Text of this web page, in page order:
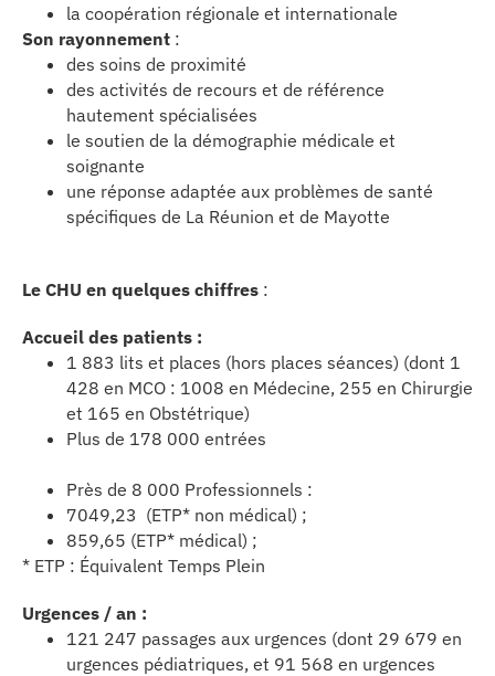
écologique
CONNECTÉ
l’éditeur
un CHU
la coopération régionale et internationale
Son rayonnement :
des soins de proximité
des activités de recours et de référence
hautement spécialisées
le soutien de la démographie médicale et
soignante
une réponse adaptée aux problèmes de santé
spécifiques de La Réunion et de Mayotte
Le CHU en quelques chiffres :
Accueil des patients :
1 883 lits et places (hors places séances) (dont 1
428 en MCO : 1008 en Médecine, 255 en Chirurgie
et 165 en Obstétrique)
Plus de 178 000 entrées
Près de 8 000 Professionnels :
7049,23 (ETP* non médical) ;
859,65 (ETP* médical) ;
* ETP : Équivalent Temps Plein
Urgences / an :
121 247 passages aux urgences (dont 29 679 en
urgences pédiatriques, et 91 568 en urgences